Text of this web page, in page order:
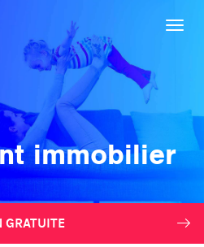
immobilier
GRATUITE